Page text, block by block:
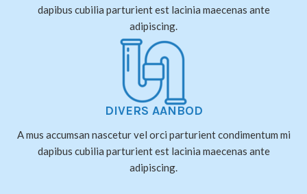
dapibus cubilia parturient est lacinia maecenas ante
adipiscing.
DIVERS AANBOD
A mus accumsan nascetur vel orci parturient condimentum mi
dapibus cubilia parturient est lacinia maecenas ante
adipiscing.